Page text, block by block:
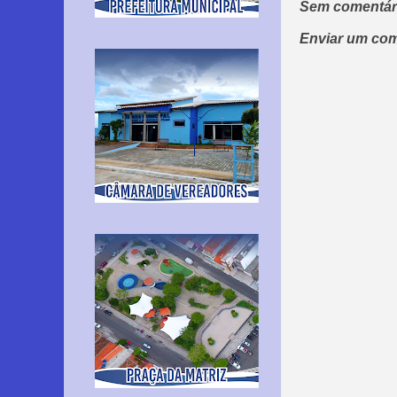
Sem
Enviar um